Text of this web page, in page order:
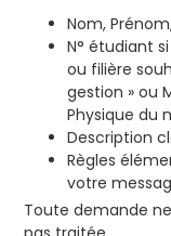
Nom,
N° étudiant
ou filière
gestion » ou
Physique du
Description
Règles
votre
Toute demande